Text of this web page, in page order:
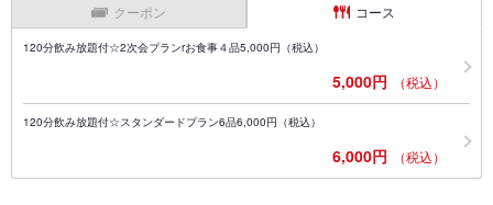
クーポン コース
120分飲み放題付☆2次会プランrお食事４品5,000円（税込）
5,000円 （税込）
120分飲み放題付☆スタンダードプラン6品6,000円（税込）
6,000円 （税込）